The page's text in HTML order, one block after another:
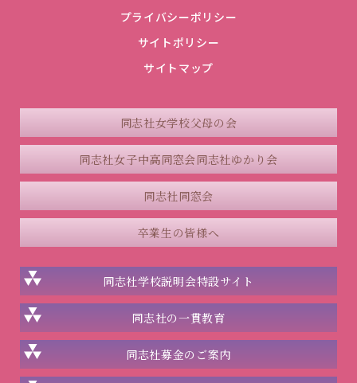
プライバシーポリシー
サイトポリシー
サイトマップ
同志社女学校父母の会
同志社女子中高同窓会同志社ゆかり会
同志社同窓会
卒業生の皆様へ
同志社学校説明会特設サイト
同志社の一貫教育
同志社募金のご案内